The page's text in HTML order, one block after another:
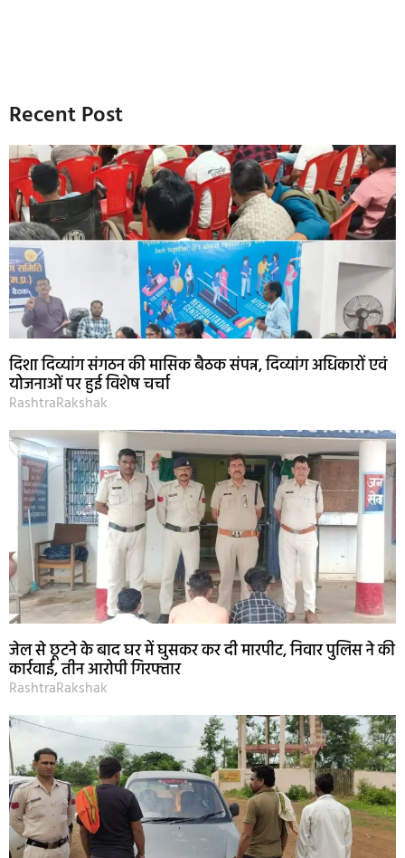
Recent Post
दिशा दिव्यांग संगठन की मासिक बैठक संपन्न, दिव्यांग अधिकारों एवं
योजनाओं पर हुई विशेष चर्चा
RashtraRakshak
जेल से छूटने के बाद घर में घुसकर कर दी मारपीट, निवार पुलिस ने की
कार्रवाई, तीन आरोपी गिरफ्तार
RashtraRakshak